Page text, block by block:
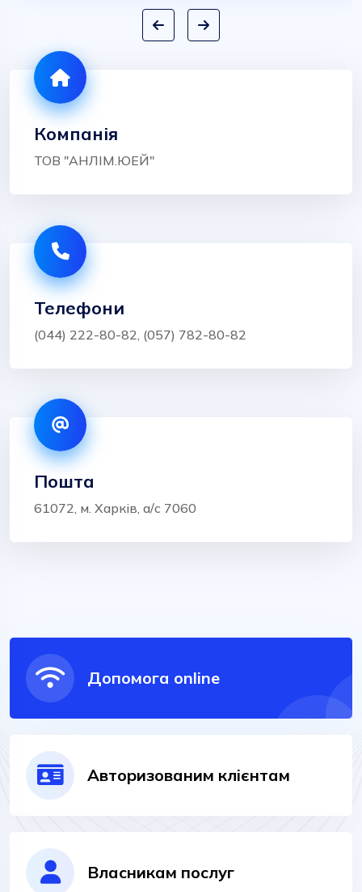
Компанія
ТОВ "АНЛІМ.ЮЕЙ"
Телефони
(044) 222-80-82, (057) 782-80-82
Пошта
61072, м. Харків, а/с 7060
Допомога online
Авторизованим клієнтам
Власникам послуг